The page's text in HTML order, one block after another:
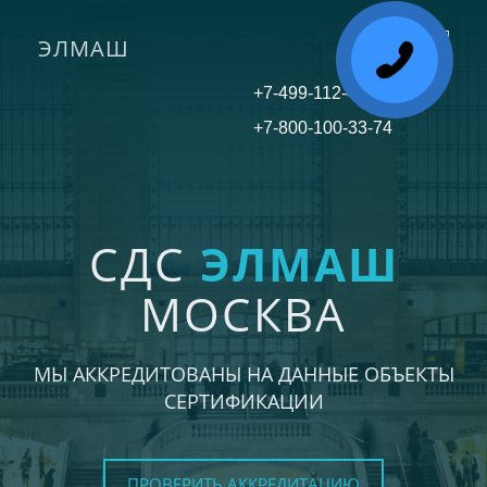
Toggle
ЭЛМАШ
СДС ЭЛМАШ
МОСКВА
МЫ АККРЕДИТОВАНЫ НА ДАННЫЕ ОБЪЕКТЫ
СЕРТИФИКАЦИИ
+7-499-112-45-81
+7-800-100-33-74